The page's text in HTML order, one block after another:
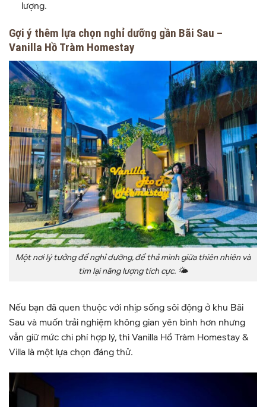
lượng.
Gợi ý thêm lựa chọn nghỉ dưỡng gần Bãi Sau –
Vanilla Hồ Tràm Homestay
Một nơi lý tưởng để nghỉ dưỡng, để thả mình giữa thiên nhiên và
tìm lại năng lượng tích cực. 🌤️
Nếu bạn đã quen thuộc với nhịp sống sôi động ở khu Bãi
Sau và muốn trải nghiệm không gian yên bình hơn nhưng
vẫn giữ mức chi phí hợp lý, thì Vanilla Hồ Tràm Homestay &
Villa là một lựa chọn đáng thử.